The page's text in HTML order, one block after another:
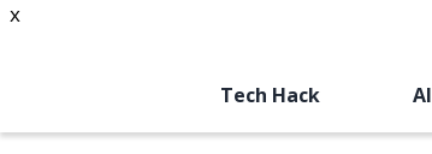
Tech Hack AI
x